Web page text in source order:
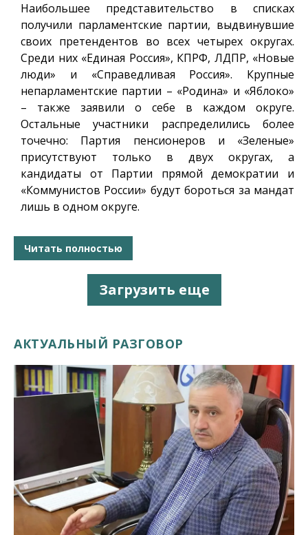
Наибольшее представительство в списках
получили парламентские партии, выдвинувшие
своих претендентов во всех четырех округах.
Среди них «Единая Россия», КПРФ, ЛДПР, «Новые
люди» и «Справедливая Россия». Крупные
непарламентские партии – «Родина» и «Яблоко»
– также заявили о себе в каждом округе.
Остальные участники распределились более
точечно: Партия пенсионеров и «Зеленые»
присутствуют только в двух округах, а
кандидаты от Партии прямой демократии и
«Коммунистов России» будут бороться за мандат
лишь в одном округе.
Читать полностью
Загрузить еще
АКТУАЛЬНЫЙ РАЗГОВОР